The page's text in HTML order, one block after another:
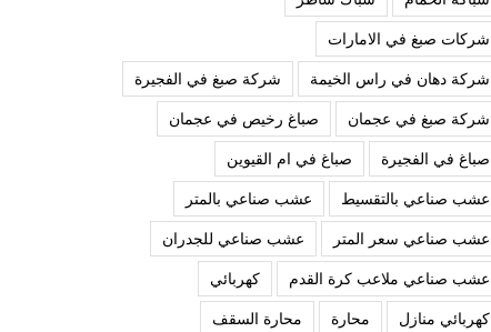
شركات صبغ في الامارات
شركة دهان في راس الخيمة
شركة صبغ في الفجيرة
شركة صبغ في عجمان
صباغ رخيص في عجمان
صباغ في الفجيرة
صباغ في ام القيوين
عشب صناعي بالتقسيط
عشب صناعي بالمتر
عشب صناعي سعر المتر
عشب صناعي للجدران
عشب صناعي ملاعب كرة القدم
كهربائي
كهربائي منازل
محارة محارة السقف